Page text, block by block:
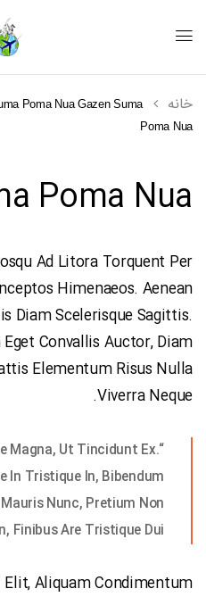
خانه Poma Nua Gazen Suma
Poma Nua
Poma Nua
Ad Litora Torquent Per
Himenaeos. Aenean
Diam Scelerisque Sagittis.
Convallis Auctor, Diam
Elementum Risus Nulla
Viverra Neque.
Magna, Ut Tincidunt Ex.
In Tristique In, Bibendum
Nunc, Pretium Non
Finibus Are Tristique Dui.”
Aliquam Condimentum